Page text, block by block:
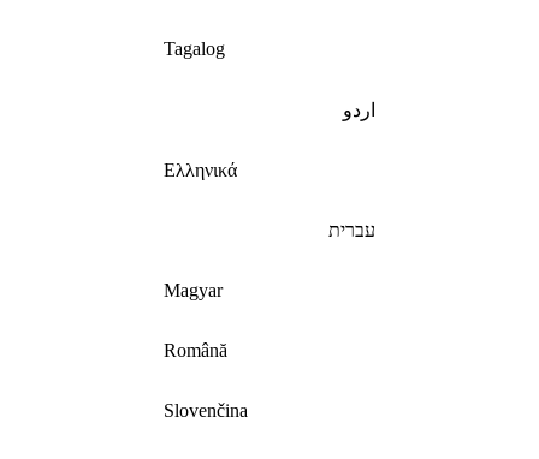
Tagalog
اردو
Ελληνικά
עברית
Magyar
Română
Slovenčina